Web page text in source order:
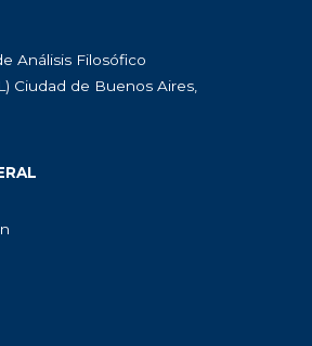
Análisis Filosófico
Ciudad de Buenos Aires,